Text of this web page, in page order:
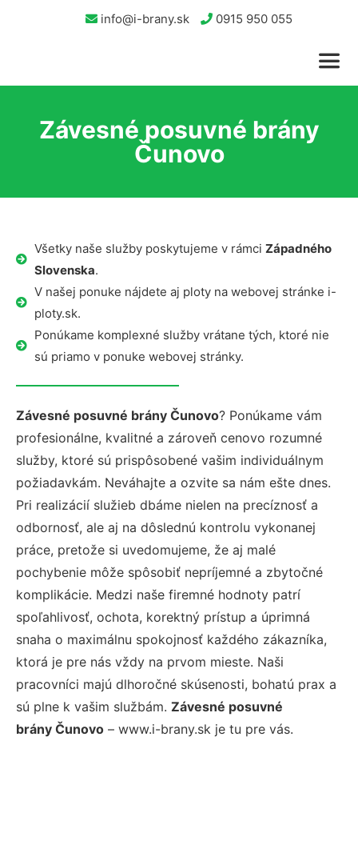
info@i-brany.sk 0915 950 055
Závesné posuvné brány
Čunovo
Všetky naše služby poskytujeme v rámci Západného
Slovenska.
V našej ponuke nájdete aj ploty na webovej stránke i-
ploty.sk.
Ponúkame komplexné služby vrátane tých, ktoré nie
sú priamo v ponuke webovej stránky.
Závesné posuvné brány Čunovo? Ponúkame vám
profesionálne, kvalitné a zároveň cenovo rozumné
služby, ktoré sú prispôsobené vašim individuálnym
požiadavkám. Neváhajte a ozvite sa nám ešte dnes.
Pri realizácií služieb dbáme nielen na precíznosť a
odbornosť, ale aj na dôslednú kontrolu vykonanej
práce, pretože si uvedomujeme, že aj malé
pochybenie môže spôsobiť nepríjemné a zbytočné
komplikácie. Medzi naše firemné hodnoty patrí
spoľahlivosť, ochota, korektný prístup a úprimná
snaha o maximálnu spokojnosť každého zákazníka,
ktorá je pre nás vždy na prvom mieste. Naši
pracovníci majú dlhoročné skúsenosti, bohatú prax a
sú plne k vašim službám. Závesné posuvné
brány Čunovo – www.i-brany.sk je tu pre vás.